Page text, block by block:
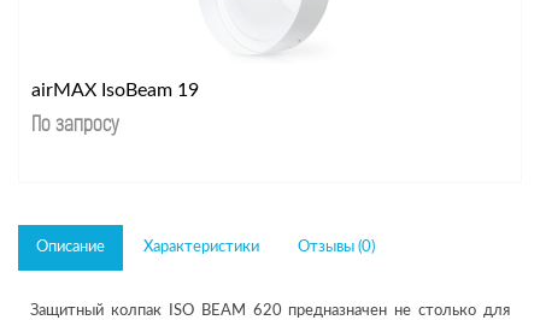
airMAX IsoBeam 19
По запросу
Описание Характеристики Отзывы (0)
Защитный колпак ISO BEAM 620 предназначен не столько для